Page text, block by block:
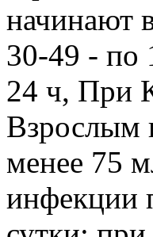
начинают
30-49 - по
24 ч, При
Взрослым
менее 75
инфекции